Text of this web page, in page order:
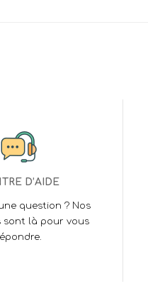
D’AIDE
question ? Nos
sont là pour vous